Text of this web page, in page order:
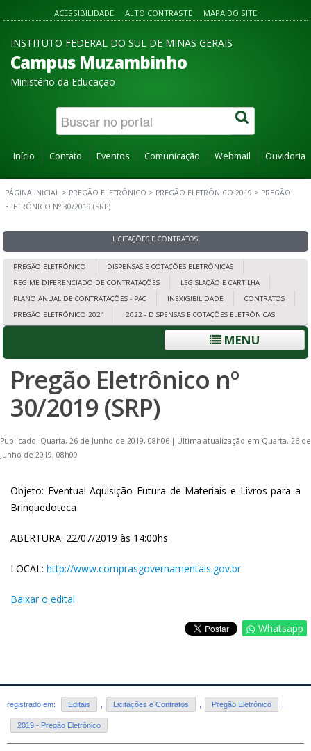
ACESSIBILIDADE ALTO CONTRASTE MAPA DO SITE
INSTITUTO FEDERAL DO SUL DE MINAS GERAIS
Campus Muzambinho
Ministério da Educação
Início Contato Eventos Comunicação Webmail Ouvidoria
PÁGINA INICIAL > PREGÃO ELETRÔNICO > PREGÃO ELETRÔNICO 2019 > PREGÃO
ELETRÔNICO Nº 30/2019 (SRP)
LICITAÇÕES E CONTRATOS
PREGÃO ELETRÔNICO
DISPENSAS E COTAÇÕES ELETRÔNICAS
REGIME DIFERENCIADO DE CONTRATAÇÕES
LEGISLAÇÃO E CARTILHA
PLANO ANUAL DE CONTRATAÇÕES - PAC
INEXIGIBILIDADE
CONTRATOS
PREGÃO ELETRÔNICO 2021
2022 - DISPENSAS E COTAÇÕES ELETRÔNICAS
MENU
Pregão Eletrônico nº
30/2019 (SRP)
Publicado: Quarta, 26 de Junho de 2019, 08h06 | Última atualização em Quarta, 26 de
Junho de 2019, 08h09
Objeto: Eventual Aquisição Futura de Materiais e Livros para a
Brinquedoteca
ABERTURA: 22/07/2019 às 14:00hs
LOCAL: http://www.comprasgovernamentais.gov.br
Baixar o edital
Whatsapp
registrado em: Editais Licitações e Contratos Pregão Eletrônico
2019 - Pregão Eletrônico